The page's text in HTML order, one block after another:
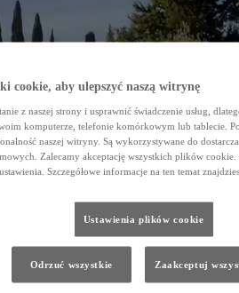
cookie, aby ulepszyć naszą witrynę
z naszej strony i usprawnić świadczenie usług,
komputerze, telefonie komórkowym lub tablecie.
naszej witryny. Są wykorzystywane do
Zalecamy akceptację wszystkich plików
Szczegółowe informacje na ten temat
Ustawienia plików cookie
Odrzuć wszystkie Zaakceptuj